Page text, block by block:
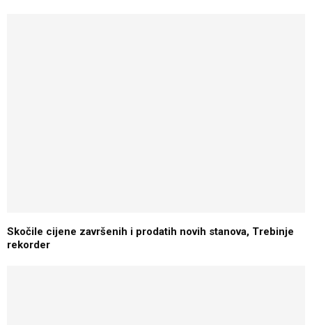
Skočile cijene završenih i prodatih novih stanova, Trebinje
rekorder